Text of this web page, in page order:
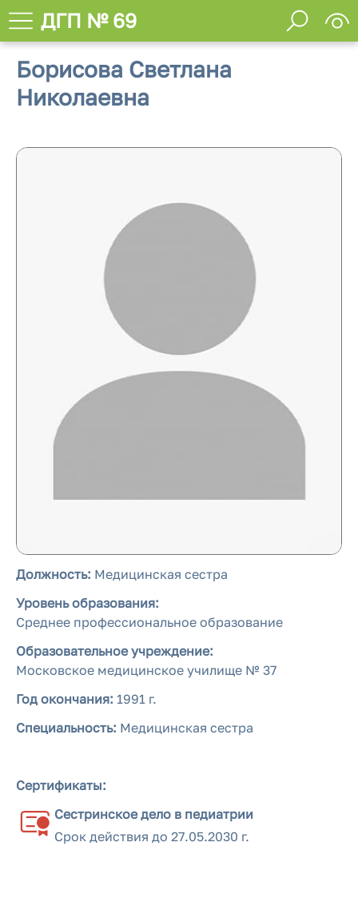
ДГП № 69
Борисова Светлана
Николаевна
Должность: Медицинская сестра
Уровень образования:
Среднее профессиональное образование
Образовательное учреждение:
Московское медицинское училище № 37
Год окончания: 1991 г.
Специальность: Медицинская сестра
Сертификаты:
Сестринское дело в педиатрии
Срок действия до 27.05.2030 г.